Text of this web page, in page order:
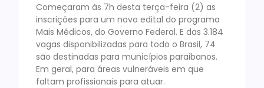
Começaram às 7h desta terça-feira (2) as
inscrições para um novo edital do programa
Mais Médicos, do Governo Federal. E das 3.184
vagas disponibilizadas para todo o Brasil, 74
são destinadas para municípios paraibanos.
Em geral, para áreas vulneráveis em que
faltam profissionais para atuar.